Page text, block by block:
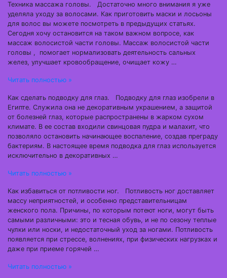
Техника массажа головы. Достаточно много внимания я уже
уделяла уходу за волосами. Как приготовить маски и лосьоны
для волос вы можете посмотреть в предыдущих статьях.
Сегодня хочу остановится на таком важном вопросе, как
массаж волосистой части головы. Массаж волосистой части
головы , помогает нормализовать деятельность сальных
желез, улучшает кровообращение, очищает кожу …
Читать полностью »
Как сделать подводку для глаз. Подводку для глаз изобрели в
Египте. Служила она не декоративным украшением, а защитой
от болезней глаз, которые распространены в жарком сухом
климате. В ее состав входили свинцовая пудра и малахит, что
позволяло остановить начинающее воспаление, создав преграду
бактериям. В настоящее время подводка для глаз используется
исключительно в декоративных …
Читать полностью »
Как избавиться от потливости ног. Потливость ног доставляет
массу неприятностей, и особенно представительницам
женского пола. Причины, по которым потеют ноги, могут быть
самыми различными: это и тесная обувь, и не по сезону теплые
чулки или носки, и недостаточный уход за ногами. Потливость
появляется при стрессе, волнениях, при физических нагрузках и
даже при приеме горячей …
Читать полностью »